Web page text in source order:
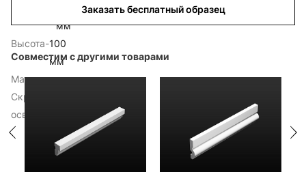
мм
Высота-100
мм
Материал-дюрополимер
Скрытое
освещение
СХ132L.stl
CX132.mtl
CX132.obj
СХ132L.ai
Заказать бесплатный образец
Совместим с другими товарами